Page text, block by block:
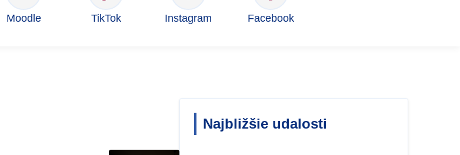
Moodle TikTok Instagram Facebook
Najbližšie udalosti